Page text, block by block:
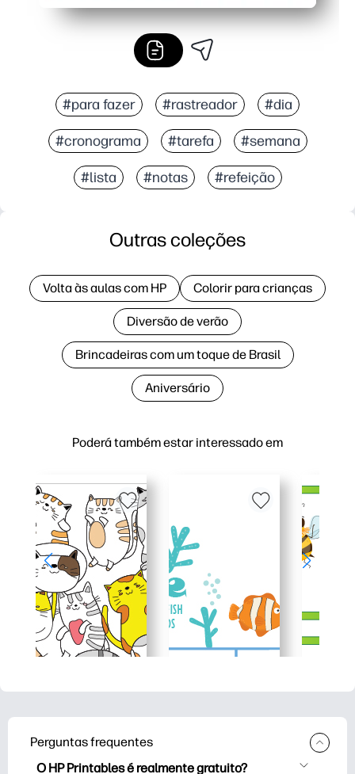
#para fazer #rastreador #dia
#cronograma #tarefa #semana
#lista #notas #refeição
Poderá também estar interessado em
Outras coleções
Volta às aulas com HP Colorir para crianças
Diversão de verão
Brincadeiras com um toque de Brasil
Aniversário
Perguntas frequentes
O HP Printables é realmente gratuito?